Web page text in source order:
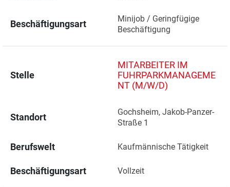
Beschäftigungsart
Minijob / Geringfügige
Beschäftigung
Stelle
MITARBEITER IM
FUHRPARKMANAGEME
NT (M/W/D)
Standort
Gochsheim, Jakob-Panzer-
Straße 1
Berufswelt Kaufmännische Tätigkeit
Beschäftigungsart Vollzeit